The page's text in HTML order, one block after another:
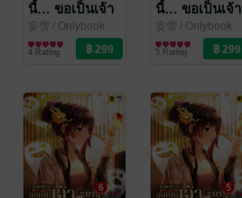
นี้… ขอเป็นเจ้า
นิกายมาไลฟ์สด
เล่ม 9
妄雪 / Onlybook
นิยายแฟนตาซี
4 Rating
นี้… ขอเป็นเจ้า
นิกายมาไลฟ์สด
เล่ม 8
妄雪 / Onlybook
นิยายแฟนตาซี
5 Rating